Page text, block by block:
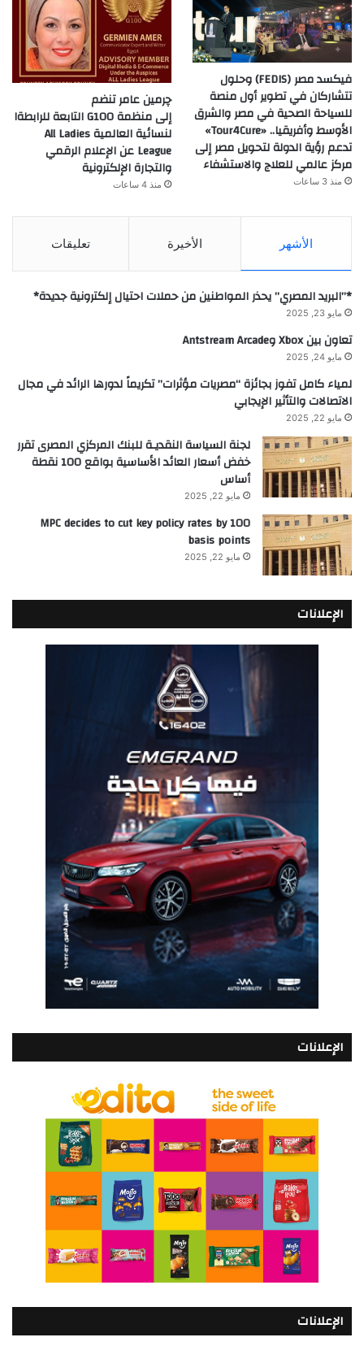
فيكسد مصر (FEDIS) وحلول
تتشاركان في تطوير أول منصة
للسياحة الصحية في مصر والشرق
الأوسط وأفريقيا.. «Tour4Cure»
تدعم رؤية الدولة لتحويل مصر إلى
مركز عالمي للعلاج والاستشفاء
منذ 3 ساعات
چرمين عامر تنضم
إلى منظمة G100 التابعة للرابطةا
لنسائية العالمية All Ladies
League عن الإعلام الرقمي
والتجارة الإلكترونية
منذ 4 ساعات
الأشهر الأخيرة تعليقات
*”البريد المصري” يحذر المواطنين من حملات احتيال إلكترونية جديدة*
مايو 23, 2025
تعاون بين Xbox وAntstream Arcade
مايو 24, 2025
لمياء كامل تفوز بجائزة “مصريات مؤثرات” تكريماً لدورها الرائد في مجال
الاتصالات والتأثير الإيجابي
مايو 22, 2025
لجنة السياسة النقديـة للبنك المركزي المصرى تقرر
خفض أسعار العائد الأساسية بواقع 100 نقطة
أساس
مايو 22, 2025
MPC decides to cut key policy rates by 100
basis points
مايو 22, 2025
الإعلانات
الإعلانات
الإعلانات